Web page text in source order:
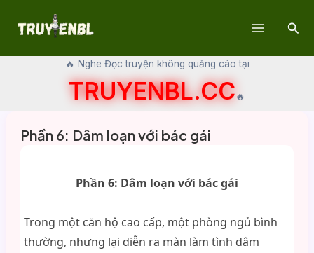
🔥 Nghe Đọc truyện không quảng cáo tại
TRUYENBL.CC🔥
Phần 6: Dâm loạn với bác gái
Phần 6: Dâm loạn với bác gái
Trong một căn hộ cao cấp, một phòng ngủ bình
thường, nhưng lại diễn ra màn làm tình dâm